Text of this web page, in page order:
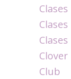
Clases
Clover
Club